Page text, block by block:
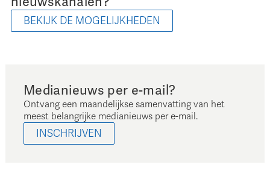
BEKIJK DE MOGELIJKHEDEN
Medianieuws per e-mail?
Ontvang een maandelijkse samenvatting van het
meest belangrijke medianieuws per e-mail.
INSCHRIJVEN